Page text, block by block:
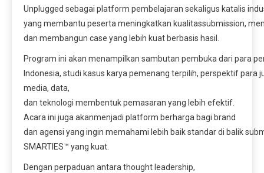
Unplugged sebagai platform pembelajaran sekaligus katalis
yang membantu peserta meningkatkan kualitassubmission,
dan membangun case yang lebih kuat berbasis hasil.
Program ini akan menampilkan sambutan pembuka dari para
Indonesia, studi kasus karya pemenang terpilih, perspektif
media, data,
dan teknologi membentuk pemasaran yang lebih efektif.
Acara ini juga akanmenjadi platform berharga bagi brand
dan agensi yang ingin memahami lebih baik standar di balik
SMARTIES™ yang kuat.
Dengan perpaduan antara thought leadership,